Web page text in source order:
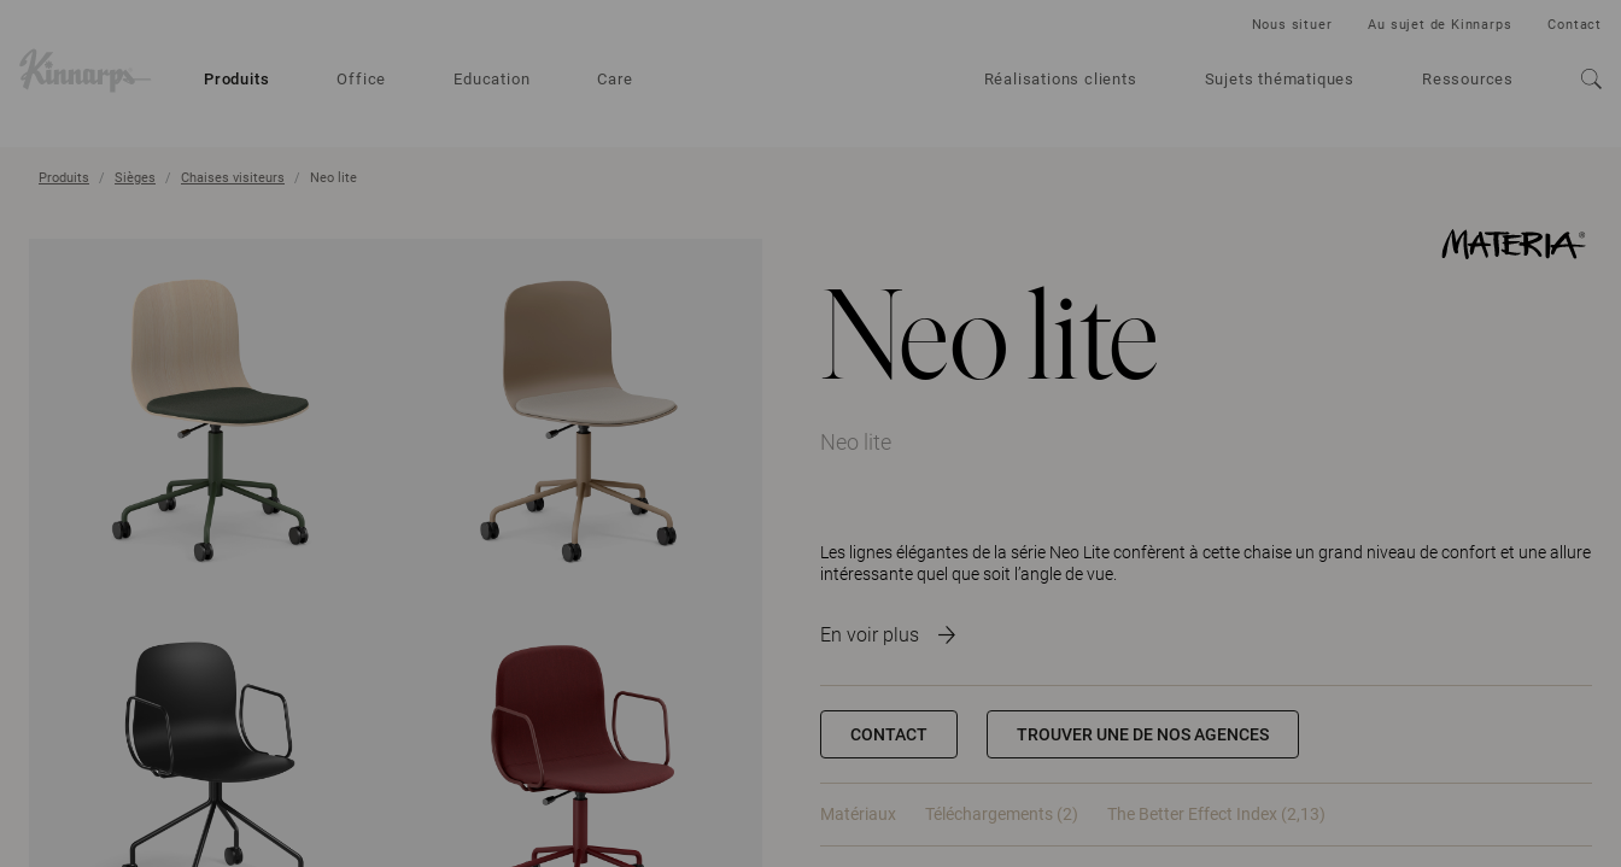
Produits Office Education Care Réalisations clients Sujets thématiques Ressources
Nous situer Au sujet de Kinnarps Contact
Produits Sièges Chaises visiteurs Neo lite
Neo lite
Neo lite
Les lignes élégantes de la série Neo Lite confèrent à cette chaise un grand niveau de confort et une allure
intéressante quel que soit l’angle de vue.
En voir plus
CONTACT TROUVER UNE DE NOS AGENCES
Matériaux Téléchargements (2) The Better Effect Index (2,13)